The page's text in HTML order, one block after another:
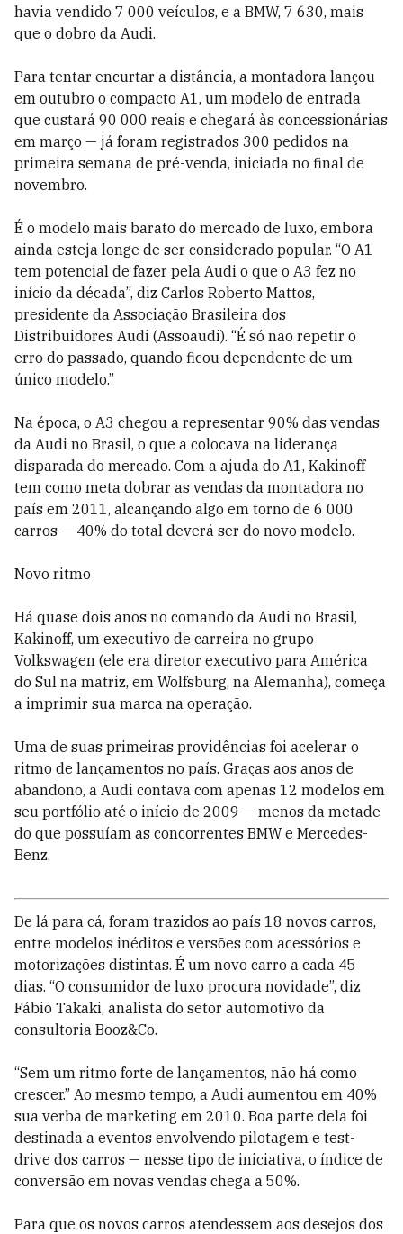
havia vendido 7 000 veículos, e a BMW, 7 630, mais
que o dobro da Audi.
Para tentar encurtar a distância, a montadora lançou
em outubro o compacto A1, um modelo de entrada
que custará 90 000 reais e chegará às concessionárias
em março — já foram registrados 300 pedidos na
primeira semana de pré-venda, iniciada no final de
novembro.
É o modelo mais barato do mercado de luxo, embora
ainda esteja longe de ser considerado popular. “O A1
tem potencial de fazer pela Audi o que o A3 fez no
início da década”, diz Carlos Roberto Mattos,
presidente da Associação Brasileira dos
Distribuidores Audi (Assoaudi). “É só não repetir o
erro do passado, quando ficou dependente de um
único modelo.”
Na época, o A3 chegou a representar 90% das vendas
da Audi no Brasil, o que a colocava na liderança
disparada do mercado. Com a ajuda do A1, Kakinoff
tem como meta dobrar as vendas da montadora no
país em 2011, alcançando algo em torno de 6 000
carros — 40% do total deverá ser do novo modelo.
Novo ritmo
Há quase dois anos no comando da Audi no Brasil,
Kakinoff, um executivo de carreira no grupo
Volkswagen (ele era diretor executivo para América
do Sul na matriz, em Wolfsburg, na Alemanha), começa
a imprimir sua marca na operação.
Uma de suas primeiras providências foi acelerar o
ritmo de lançamentos no país. Graças aos anos de
abandono, a Audi contava com apenas 12 modelos em
seu portfólio até o início de 2009 — menos da metade
do que possuíam as concorrentes BMW e Mercedes-
Benz.
De lá para cá, foram trazidos ao país 18 novos carros,
entre modelos inéditos e versões com acessórios e
motorizações distintas. É um novo carro a cada 45
dias. “O consumidor de luxo procura novidade”, diz
Fábio Takaki, analista do setor automotivo da
consultoria Booz&Co.
“Sem um ritmo forte de lançamentos, não há como
crescer.” Ao mesmo tempo, a Audi aumentou em 40%
sua verba de marketing em 2010. Boa parte dela foi
destinada a eventos envolvendo pilotagem e test-
drive dos carros — nesse tipo de iniciativa, o índice de
conversão em novas vendas chega a 50%.
Para que os novos carros atendessem aos desejos dos